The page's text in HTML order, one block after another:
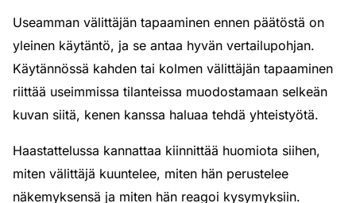
Useamman välittäjän tapaaminen ennen päätöstä on
yleinen käytäntö, ja se antaa hyvän vertailupohjan.
Käytännössä kahden tai kolmen välittäjän tapaaminen
riittää useimmissa tilanteissa muodostamaan selkeän
kuvan siitä, kenen kanssa haluaa tehdä yhteistyötä.
Haastattelussa kannattaa kiinnittää huomiota siihen,
miten välittäjä kuuntelee, miten hän perustelee
näkemyksensä ja miten hän reagoi kysymyksiin.